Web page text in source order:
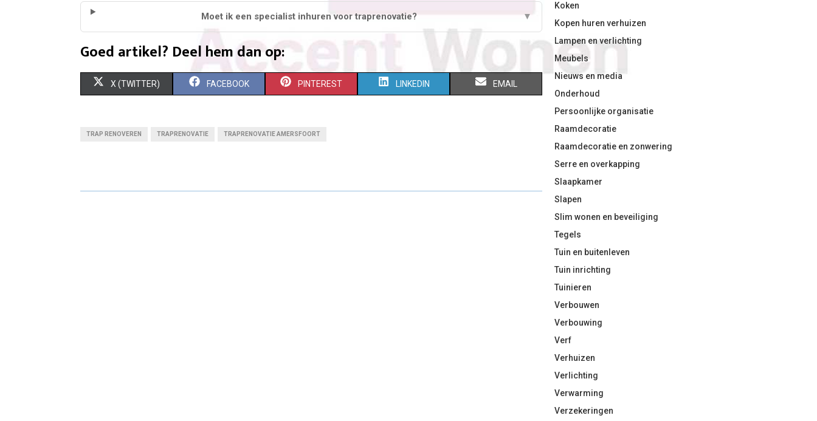
Moet ik een specialist inhuren voor traprenovatie? ▼
Goed artikel? Deel hem dan op:
S
O
X (TWITTER) S
O
FACEBOOK S
O
PINTEREST S
O
LINKEDIN S
O
EMAIL
TRAP RENOVEREN TRAPRENOVATIE TRAPRENOVATIE AMERSFOORT
Koken
Kopen huren verhuizen
Lampen en verlichting
Meubels
Nieuws en media
Onderhoud
Persoonlijke organisatie
Raamdecoratie
Raamdecoratie en zonwering
Serre en overkapping
Slaapkamer
Slapen
Slim wonen en beveiliging
Tegels
Tuin en buitenleven
Tuin inrichting
Tuinieren
Verbouwen
Verbouwing
Verf
Verhuizen
Verlichting
Verwarming
Verzekeringen